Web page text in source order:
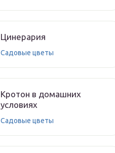
Цинерария
Садовые цветы
Кротон в домашних
условиях
Садовые цветы